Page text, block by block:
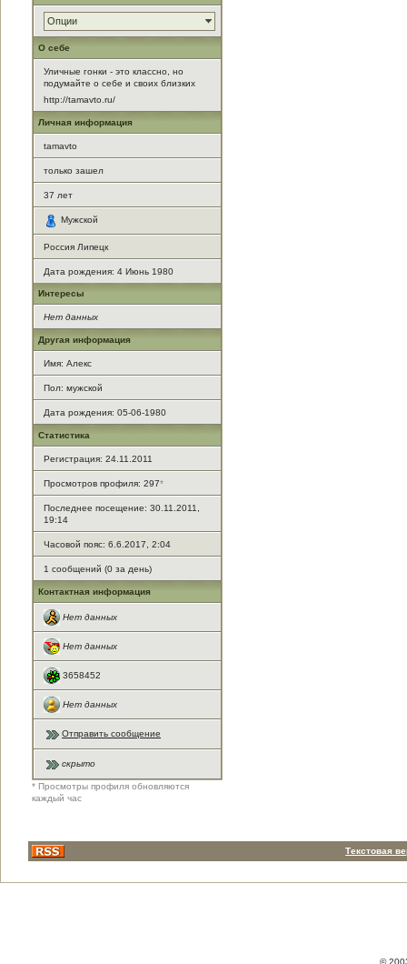
Опции
О себе
Уличные гонки - это классно, но
подумайте о себе и своих близких
http://tamavto.ru/
Личная информация
tamavto
только зашел
37 лет
Мужской
Россия Липецк
Дата рождения: 4 Июнь 1980
Интересы
Нет данных
Другая информация
Имя: Алекс
Пол: мужской
Дата рождения: 05-06-1980
Статистика
Регистрация: 24.11.2011
Просмотров профиля: 297*
Последнее посещение: 30.11.2011,
19:14
Часовой пояс: 6.6.2017, 2:04
1 сообщений (0 за день)
Контактная информация
Нет данных
Нет данных
3658452
Нет данных
Отправить сообщение
скрыто
* Просмотры профиля обновляются
каждый час
Текстовая
©